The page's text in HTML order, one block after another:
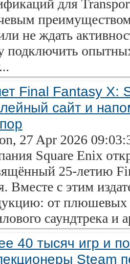
для
преимуществом
не ждать
подключить
Final Fantasy X:
сайт и
27 Apr 2026
Square Enix
25-летию
Вместе с этим
от
саундтрека и
40 тысяч игр и
Steam